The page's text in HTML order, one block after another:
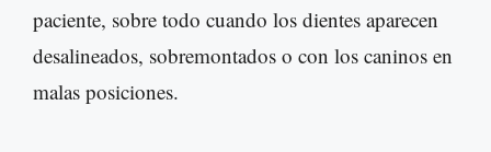
paciente, sobre todo cuando los dientes aparecen
desalineados, sobremontados o con los caninos en
malas posiciones.